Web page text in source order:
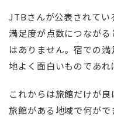
JTBさんが公表されてい
満足度が点数につなが
はありません。宿での
地よく面白いものであれ
これからは旅館だけが良
旅館がある地域で何が